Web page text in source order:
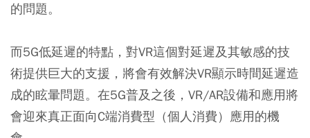
的問題。
而5G低延遲的特點，對VR這個對延遲及其敏感的技
術提供巨大的支援，將會有效解決VR顯示時間延遲造
成的眩暈問題。在5G普及之後，VR/AR設備和應用將
會迎來真正面向C端消費型（個人消費）應用的機